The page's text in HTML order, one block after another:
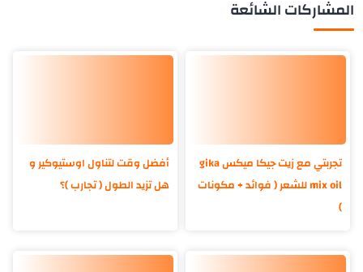
المشاركات الشائعة
تجربتي مع زيت جيكا ميكس gika
mix oil للشعر ( فوائد + مكونات
)
أفضل وقت لتناول اوستيوكير و
هل تزيد الطول ( تجارب )؟